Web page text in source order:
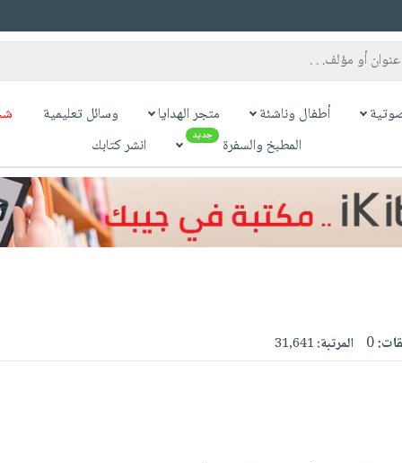
أطفال وناشئة متجر الهدايا وسائل تعليمية
المطبخ والسفرة
جديد انشر كتابك
0 المرتبة:31,641